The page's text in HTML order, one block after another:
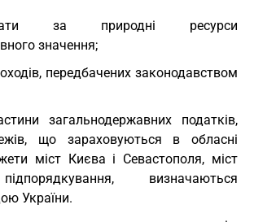
за природні ресурси
значення;
передбачених законодавством
загальнодержавних податків,
що зараховуються в обласні
міст Києва і Севастополя, міст
визначаються
України.